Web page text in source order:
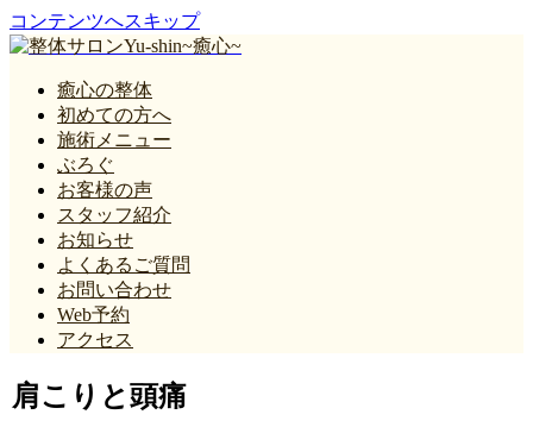
コンテンツへスキップ
癒心の整体
初めての方へ
施術メニュー
ぶろぐ
お客様の声
スタッフ紹介
お知らせ
よくあるご質問
お問い合わせ
Web予約
アクセス
肩こりと頭痛